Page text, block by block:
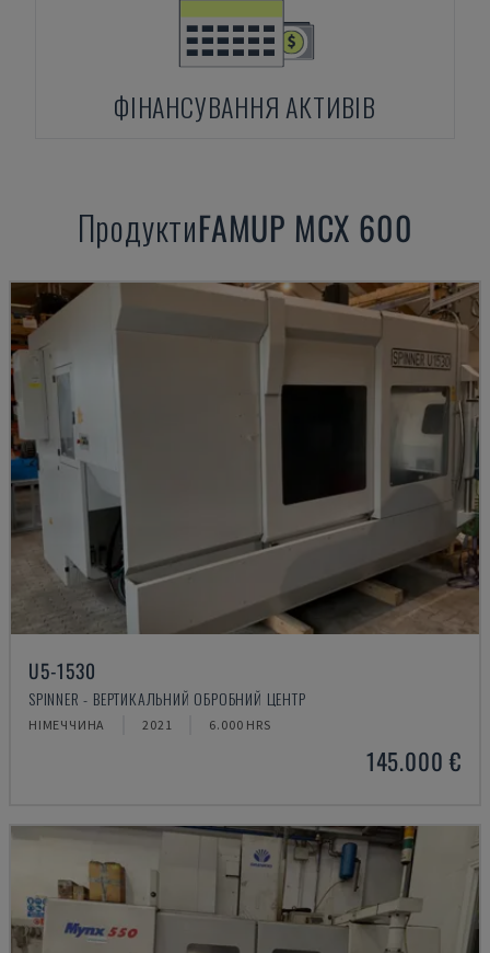
ФІНАНСУВАННЯ АКТИВІВ
ПродуктиFAMUP MCX 600
U5-1530
SPINNER - ВЕРТИКАЛЬНИЙ ОБРОБНИЙ ЦЕНТР
НІМЕЧЧИНА 2021 6.000 HRS
145.000 €